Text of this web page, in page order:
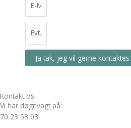
Ja tak, jeg vil gerne kontaktes.
Kontakt os
Vi har døgnvagt på:
70 23 53 03